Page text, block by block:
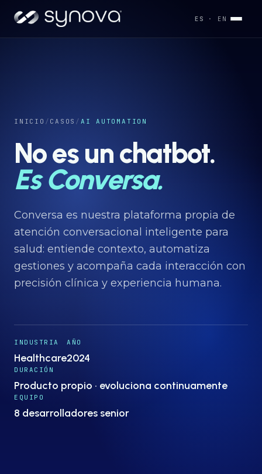
ES · EN
Industrias →
Desarrollos →
Capacidades→
Proyectos →
Insights
Hablemos
INICIO / CASOS / AI AUTOMATION
No es un chatbot.
Es Conversa.
Conversa es nuestra plataforma propia de
atención conversacional inteligente para
salud: entiende contexto, automatiza
gestiones y acompaña cada interacción con
precisión clínica y experiencia humana.
INDUSTRIA
Healthcare
AÑO
2024
DURACIÓN
Producto propio · evoluciona continuamente
EQUIPO
8 desarrolladores senior